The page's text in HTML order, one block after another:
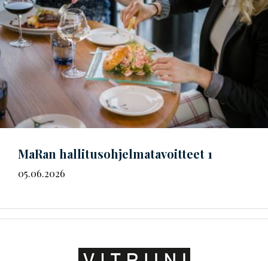
MaRan hal­li­tus­oh­jel­ma­ta­voit­teet 1
05.06.2026